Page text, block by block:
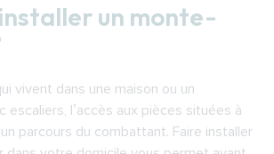
escalier choisir ?
un monte-escalier ?
de l’ANAH à Toulouse
un monte-
vivent dans une maison ou un
escaliers, l’accès aux pièces situées à
parcours du combattant. Faire installer